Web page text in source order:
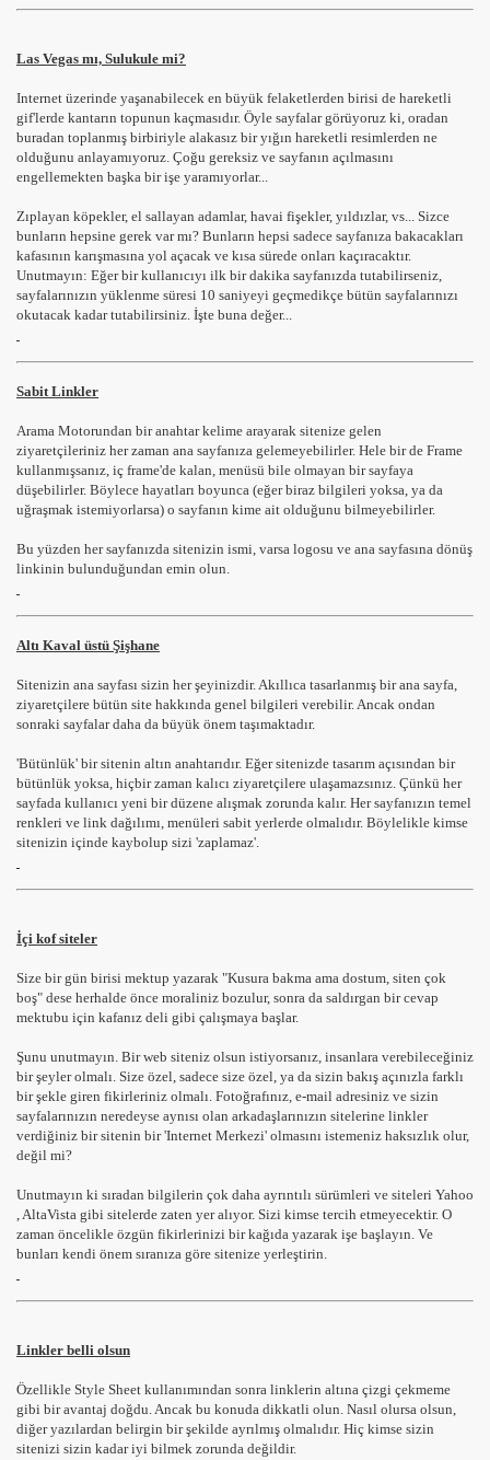
Las Vegas mı, Sulukule mi?
Internet üzerinde yaşanabilecek en büyük felaketlerden birisi de hareketli
gif'lerde kantarın topunun kaçmasıdır. Öyle sayfalar görüyoruz ki, oradan
buradan toplanmış birbiriyle alakasız bir yığın hareketli resimlerden ne
olduğunu anlayamıyoruz. Çoğu gereksiz ve sayfanın açılmasını
engellemekten başka bir işe yaramıyorlar...
Zıplayan köpekler, el sallayan adamlar, havai fişekler, yıldızlar, vs... Sizce
bunların hepsine gerek var mı? Bunların hepsi sadece sayfanıza bakacakları
kafasının karışmasına yol açacak ve kısa sürede onları kaçıracaktır.
Unutmayın: Eğer bir kullanıcıyı ilk bir dakika sayfanızda tutabilirseniz,
sayfalarınızın yüklenme süresi 10 saniyeyi geçmedikçe bütün sayfalarınızı
okutacak kadar tutabilirsiniz. İşte buna değer...
Sabit Linkler
Arama Motorundan bir anahtar kelime arayarak sitenize gelen
ziyaretçileriniz her zaman ana sayfanıza gelemeyebilirler. Hele bir de Frame
kullanmışsanız, iç frame'de kalan, menüsü bile olmayan bir sayfaya
düşebilirler. Böylece hayatları boyunca (eğer biraz bilgileri yoksa, ya da
uğraşmak istemiyorlarsa) o sayfanın kime ait olduğunu bilmeyebilirler.
Bu yüzden her sayfanızda sitenizin ismi, varsa logosu ve ana sayfasına dönüş
linkinin bulunduğundan emin olun.
Altı Kaval üstü Şişhane
Sitenizin ana sayfası sizin her şeyinizdir. Akıllıca tasarlanmış bir ana sayfa,
ziyaretçilere bütün site hakkında genel bilgileri verebilir. Ancak ondan
sonraki sayfalar daha da büyük önem taşımaktadır.
'Bütünlük' bir sitenin altın anahtarıdır. Eğer sitenizde tasarım açısından bir
bütünlük yoksa, hiçbir zaman kalıcı ziyaretçilere ulaşamazsınız. Çünkü her
sayfada kullanıcı yeni bir düzene alışmak zorunda kalır. Her sayfanızın temel
renkleri ve link dağılımı, menüleri sabit yerlerde olmalıdır. Böylelikle kimse
sitenizin içinde kaybolup sizi 'zaplamaz'.
İçi kof siteler
Size bir gün birisi mektup yazarak "Kusura bakma ama dostum, siten çok
boş" dese herhalde önce moraliniz bozulur, sonra da saldırgan bir cevap
mektubu için kafanız deli gibi çalışmaya başlar.
Şunu unutmayın. Bir web siteniz olsun istiyorsanız, insanlara verebileceğiniz
bir şeyler olmalı. Size özel, sadece size özel, ya da sizin bakış açınızla farklı
bir şekle giren fikirleriniz olmalı. Fotoğrafınız, e-mail adresiniz ve sizin
sayfalarınızın neredeyse aynısı olan arkadaşlarınızın sitelerine linkler
verdiğiniz bir sitenin bir 'Internet Merkezi' olmasını istemeniz haksızlık olur,
değil mi?
Unutmayın ki sıradan bilgilerin çok daha ayrıntılı sürümleri ve siteleri Yahoo
, AltaVista gibi sitelerde zaten yer alıyor. Sizi kimse tercih etmeyecektir. O
zaman öncelikle özgün fikirlerinizi bir kağıda yazarak işe başlayın. Ve
bunları kendi önem sıranıza göre sitenize yerleştirin.
Linkler belli olsun
Özellikle Style Sheet kullanımından sonra linklerin altına çizgi çekmeme
gibi bir avantaj doğdu. Ancak bu konuda dikkatli olun. Nasıl olursa olsun,
diğer yazılardan belirgin bir şekilde ayrılmış olmalıdır. Hiç kimse sizin
sitenizi sizin kadar iyi bilmek zorunda değildir.